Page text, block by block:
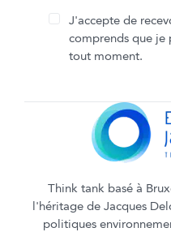
J'accepte de
comprends que je
tout moment.
Think tank basé à
l'héritage de Jacques
politiques